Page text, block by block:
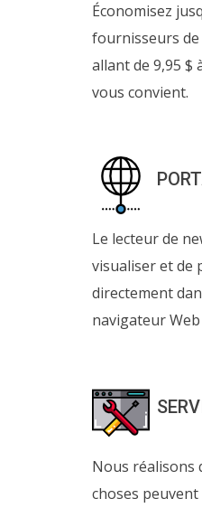
Économisez
fournisseurs de
allant de 9,95 $
vous convient.
Le lecteur de
visualiser et de
directement
navigateur
Nous réalisons
choses